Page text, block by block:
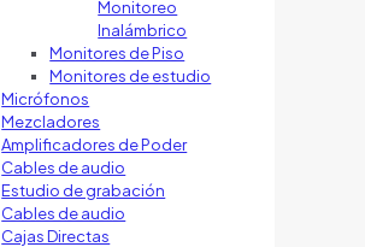
Monitoreo
Inalámbrico
Monitores de Piso
Monitores de estudio
Micrófonos
Mezcladores
Amplificadores de Poder
Cables de audio
Estudio de grabación
Cables de audio
Cajas Directas